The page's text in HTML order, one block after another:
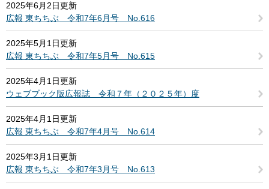
2025年6月2日更新
広報 東ちちぶ 令和7年6月号 No.616
2025年5月1日更新
広報 東ちちぶ 令和7年5月号 No.615
2025年4月1日更新
ウェブブック版広報誌 令和７年（２０２５年）度
2025年4月1日更新
広報 東ちちぶ 令和7年4月号 No.614
2025年3月1日更新
広報 東ちちぶ 令和7年3月号 No.613